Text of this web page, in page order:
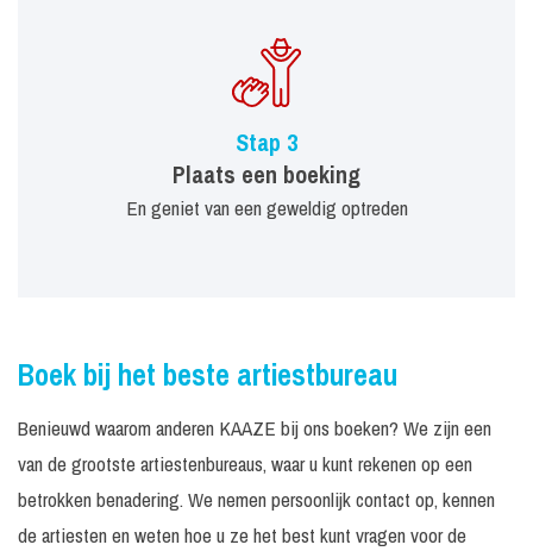
Stap 3
Plaats een boeking
En geniet van een geweldig optreden
Boek bij het beste artiestbureau
Benieuwd waarom anderen KAAZE bij ons boeken? We zijn een
van de grootste artiestenbureaus, waar u kunt rekenen op een
betrokken benadering. We nemen persoonlijk contact op, kennen
de artiesten en weten hoe u ze het best kunt vragen voor de